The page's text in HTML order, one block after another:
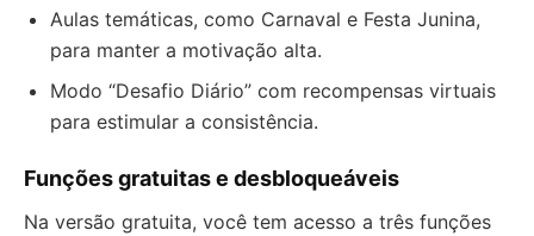
Aulas temáticas, como Carnaval e Festa Junina,
para manter a motivação alta.
Modo “Desafio Diário” com recompensas virtuais
para estimular a consistência.
Funções gratuitas e desbloqueáveis
Na versão gratuita, você tem acesso a três funções